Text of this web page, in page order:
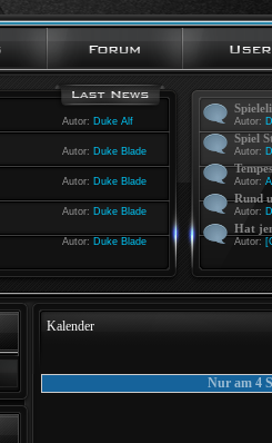
Autor: Duke Alf
Autor: Duke Blade
Autor: Duke Blade
Autor: Duke Blade
Autor: Duke Blade
Autor:
Spiel
Autor:
Autor:
Rund
Autor:
Hat
Autor:
Kalender
Nur am 4